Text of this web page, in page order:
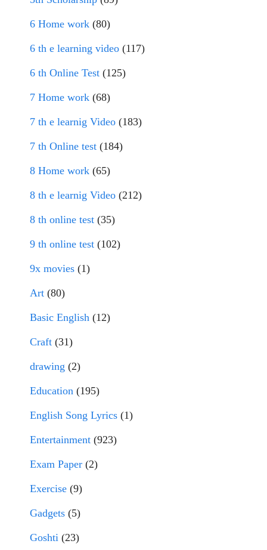
6 Home work (80)
6 th e learning video (117)
6 th Online Test (125)
7 Home work (68)
7 th e learnig Video (183)
7 th Online test (184)
8 Home work (65)
8 th e learnig Video (212)
8 th online test (35)
9 th online test (102)
9x movies (1)
Art (80)
Basic English (12)
Craft (31)
drawing (2)
Education (195)
English Song Lyrics (1)
Entertainment (923)
Exam Paper (2)
Exercise (9)
Gadgets (5)
Goshti (23)